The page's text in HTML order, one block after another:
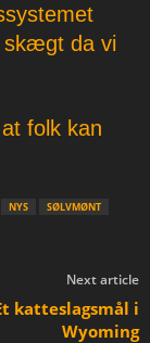
skægt da vi
folk kan
NYS
SØLVMØNT
Next article
katteslagsmål i
Wyoming